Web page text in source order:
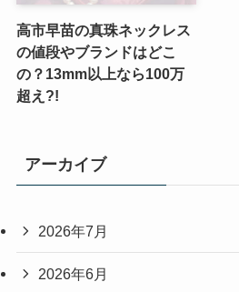
高市早苗の真珠ネックレス
の値段やブランドはどこ
の？13mm以上なら100万
超え?!
アーカイブ
2026年7月
2026年6月